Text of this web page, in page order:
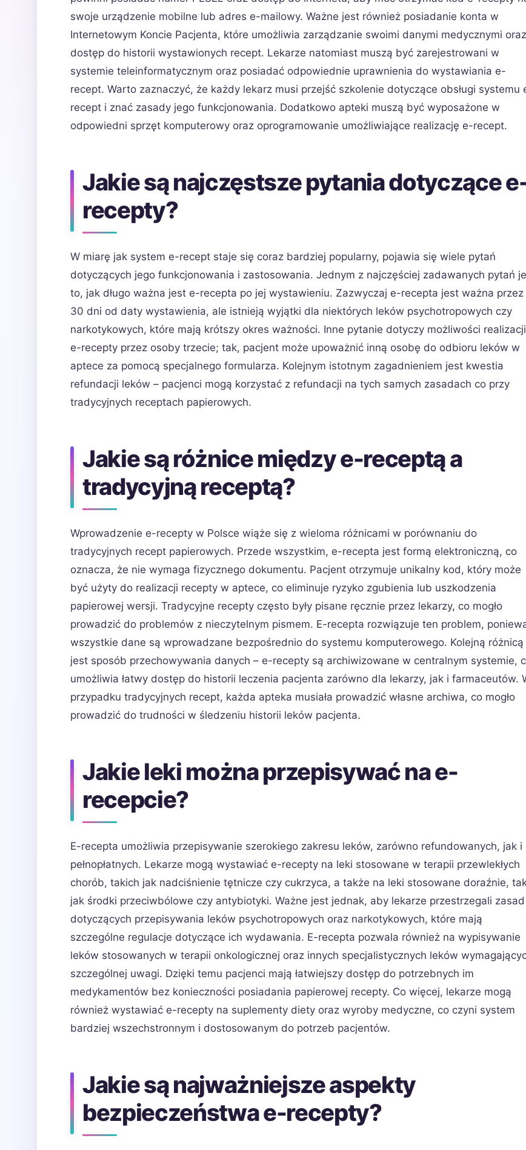
swoje urządzenie mobilne lub adres e-mailowy. Ważne jest również posiadanie konta w
Internetowym Koncie Pacjenta, które umożliwia zarządzanie swoimi danymi medycznymi oraz
dostęp do historii wystawionych recept. Lekarze natomiast muszą być zarejestrowani w
systemie teleinformatycznym oraz posiadać odpowiednie uprawnienia do wystawiania e-
recept. Warto zaznaczyć, że każdy lekarz musi przejść szkolenie dotyczące obsługi systemu
recept i znać zasady jego funkcjonowania. Dodatkowo apteki muszą być wyposażone w
odpowiedni sprzęt komputerowy oraz oprogramowanie umożliwiające realizację e-recept.
Jakie są najczęstsze pytania dotyczące
recepty?
W miarę jak system e-recept staje się coraz bardziej popularny, pojawia się wiele pytań
dotyczących jego funkcjonowania i zastosowania. Jednym z najczęściej zadawanych pytań
to, jak długo ważna jest e-recepta po jej wystawieniu. Zazwyczaj e-recepta jest ważna przez
30 dni od daty wystawienia, ale istnieją wyjątki dla niektórych leków psychotropowych czy
narkotykowych, które mają krótszy okres ważności. Inne pytanie dotyczy możliwości realizacji
e-recepty przez osoby trzecie; tak, pacjent może upoważnić inną osobę do odbioru leków w
aptece za pomocą specjalnego formularza. Kolejnym istotnym zagadnieniem jest kwestia
refundacji leków – pacjenci mogą korzystać z refundacji na tych samych zasadach co przy
tradycyjnych receptach papierowych.
Jakie są różnice między e-receptą a
tradycyjną receptą?
Wprowadzenie e-recepty w Polsce wiąże się z wieloma różnicami w porównaniu do
tradycyjnych recept papierowych. Przede wszystkim, e-recepta jest formą elektroniczną, co
oznacza, że nie wymaga fizycznego dokumentu. Pacjent otrzymuje unikalny kod, który może
być użyty do realizacji recepty w aptece, co eliminuje ryzyko zgubienia lub uszkodzenia
papierowej wersji. Tradycyjne recepty często były pisane ręcznie przez lekarzy, co mogło
prowadzić do problemów z nieczytelnym pismem. E-recepta rozwiązuje ten problem,
wszystkie dane są wprowadzane bezpośrednio do systemu komputerowego. Kolejną różnicą
jest sposób przechowywania danych – e-recepty są archiwizowane w centralnym systemie,
umożliwia łatwy dostęp do historii leczenia pacjenta zarówno dla lekarzy, jak i farmaceutów.
przypadku tradycyjnych recept, każda apteka musiała prowadzić własne archiwa, co mogło
prowadzić do trudności w śledzeniu historii leków pacjenta.
Jakie leki można przepisywać na e-
recepcie?
E-recepta umożliwia przepisywanie szerokiego zakresu leków, zarówno refundowanych, jak i
pełnopłatnych. Lekarze mogą wystawiać e-recepty na leki stosowane w terapii przewlekłych
chorób, takich jak nadciśnienie tętnicze czy cukrzyca, a także na leki stosowane doraźnie,
jak środki przeciwbólowe czy antybiotyki. Ważne jest jednak, aby lekarze przestrzegali zasad
dotyczących przepisywania leków psychotropowych oraz narkotykowych, które mają
szczególne regulacje dotyczące ich wydawania. E-recepta pozwala również na wypisywanie
leków stosowanych w terapii onkologicznej oraz innych specjalistycznych leków
szczególnej uwagi. Dzięki temu pacjenci mają łatwiejszy dostęp do potrzebnych im
medykamentów bez konieczności posiadania papierowej recepty. Co więcej, lekarze mogą
również wystawiać e-recepty na suplementy diety oraz wyroby medyczne, co czyni system
bardziej wszechstronnym i dostosowanym do potrzeb pacjentów.
Jakie są najważniejsze aspekty
bezpieczeństwa e-recepty?